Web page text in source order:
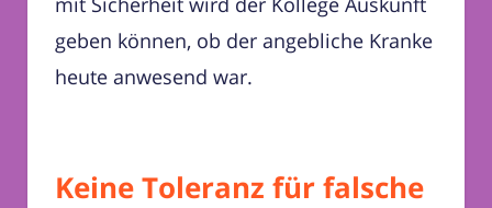
geben können, ob der angebliche Kranke
heute anwesend war.
Keine Toleranz für falsche